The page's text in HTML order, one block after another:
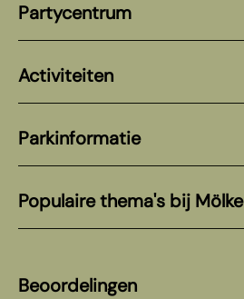
Partycentrum
Activiteiten
Parkinformatie
Populaire thema's bij Mölke
Beoordelingen